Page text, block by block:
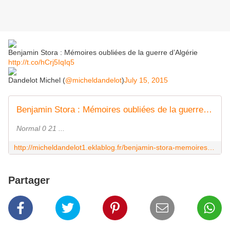
Benjamin Stora : Mémoires oubliées de la guerre d’Algérie
http://t.co/hCrj5IqIq5
Dandelot Michel (@micheldandelot)July 15, 2015
Benjamin Stora : Mémoires oubliées de la guerre d'Algérie "Beaucoup de personnes réclament une sixième République"
Normal 0 21 ...
Partager